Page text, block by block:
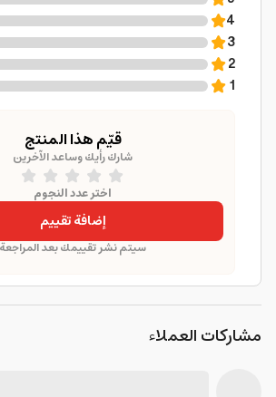
4
3
2
1
قيّم هذا المنتج
شارك رأيك وساعد الآخرين
اختر عدد النجوم
إضافة تقييم
سيتم نشر تقييمك بعد المراجعة
مشاركات العملاء